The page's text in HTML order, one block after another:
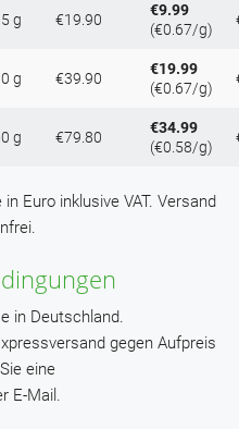
g €19.90
€9.99
(€0.67/g)
g €39.90
€19.99
(€0.67/g)
g €79.80
€34.99
(€0.58/g)
Euro inklusive VAT. Versand
in Deutschland.
gegen Aufpreis
eine
E-Mail.